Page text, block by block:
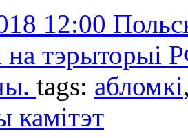
12:00
на тэрыторыі
tags: абломкі
камітэт